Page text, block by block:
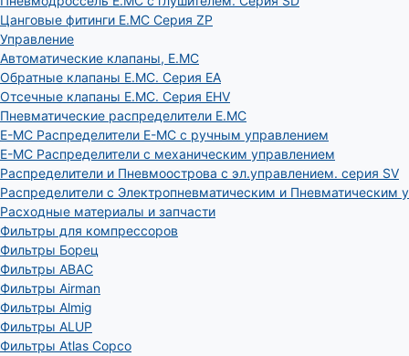
Цанговые фитинги E.MC Серия ZP
Управление
Автоматические клапаны, Е.МС
Обратные клапаны E.MC. Серия EA
Отсечные клапаны E.MC. Серия EHV
Пневматические распределители E.MC
E-MC Распределители E-MC с ручным управлением
E-MC Распределители с механическим управлением
Распределители и Пневмоострова с эл.управлением. серия SV
Распределители с Электропневматическим и Пневматическим
Расходные материалы и запчасти
Фильтры для компрессоров
Фильтры Борец
Фильтры ABAC
Фильтры Airman
Фильтры Almig
Фильтры ALUP
Фильтры Atlas Copco